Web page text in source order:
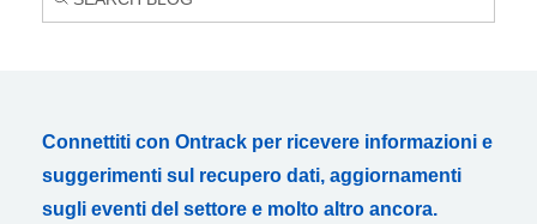
Connettiti con Ontrack per ricevere informazioni e
suggerimenti sul recupero dati, aggiornamenti
sugli eventi del settore e molto altro ancora.